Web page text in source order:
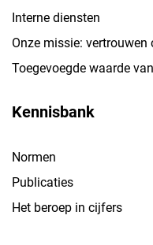
Interne diensten
Onze missie: vertrouwen
Toegevoegde waarde
Kennisbank
Normen
Publicaties
Het beroep in cijfers